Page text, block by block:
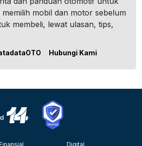
mobil dan motor sebelum
membeli, lewat ulasan, tips,
Hubungi Kami
Digital